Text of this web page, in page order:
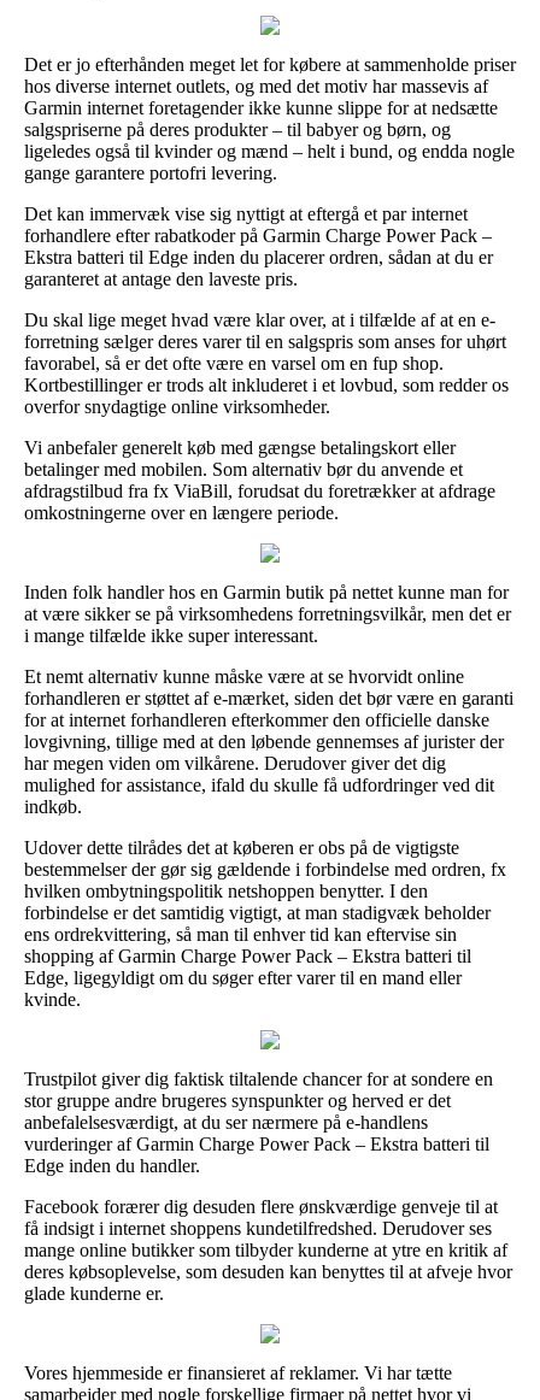
Det er jo efterhånden meget let for købere at sammenholde priser
hos diverse internet outlets, og med det motiv har massevis af
Garmin internet foretagender ikke kunne slippe for at nedsætte
salgspriserne på deres produkter – til babyer og børn, og
ligeledes også til kvinder og mænd – helt i bund, og endda nogle
gange garantere portofri levering.
Det kan immervæk vise sig nyttigt at eftergå et par internet
forhandlere efter rabatkoder på Garmin Charge Power Pack –
Ekstra batteri til Edge inden du placerer ordren, sådan at du er
garanteret at antage den laveste pris.
Du skal lige meget hvad være klar over, at i tilfælde af at en e-
forretning sælger deres varer til en salgspris som anses for uhørt
favorabel, så er det ofte være en varsel om en fup shop.
Kortbestillinger er trods alt inkluderet i et lovbud, som redder os
overfor snydagtige online virksomheder.
Vi anbefaler generelt køb med gængse betalingskort eller
betalinger med mobilen. Som alternativ bør du anvende et
afdragstilbud fra fx ViaBill, forudsat du foretrækker at afdrage
omkostningerne over en længere periode.
Inden folk handler hos en Garmin butik på nettet kunne man for
at være sikker se på virksomhedens forretningsvilkår, men det er
i mange tilfælde ikke super interessant.
Et nemt alternativ kunne måske være at se hvorvidt online
forhandleren er støttet af e-mærket, siden det bør være en garanti
for at internet forhandleren efterkommer den officielle danske
lovgivning, tillige med at den løbende gennemses af jurister der
har megen viden om vilkårene. Derudover giver det dig
mulighed for assistance, ifald du skulle få udfordringer ved dit
indkøb.
Udover dette tilrådes det at køberen er obs på de vigtigste
bestemmelser der gør sig gældende i forbindelse med ordren, fx
hvilken ombytningspolitik netshoppen benytter. I den
forbindelse er det samtidig vigtigt, at man stadigvæk beholder
ens ordrekvittering, så man til enhver tid kan eftervise sin
shopping af Garmin Charge Power Pack – Ekstra batteri til
Edge, ligegyldigt om du søger efter varer til en mand eller
kvinde.
Trustpilot giver dig faktisk tiltalende chancer for at sondere en
stor gruppe andre brugeres synspunkter og herved er det
anbefalelsesværdigt, at du ser nærmere på e-handlens
vurderinger af Garmin Charge Power Pack – Ekstra batteri til
Edge inden du handler.
Facebook forærer dig desuden flere ønskværdige genveje til at
få indsigt i internet shoppens kundetilfredshed. Derudover ses
mange online butikker som tilbyder kunderne at ytre en kritik af
deres købsoplevelse, som desuden kan benyttes til at afveje hvor
glade kunderne er.
Vores hjemmeside er finansieret af reklamer. Vi har tætte
samarbejder med nogle forskellige firmaer på nettet hvor vi